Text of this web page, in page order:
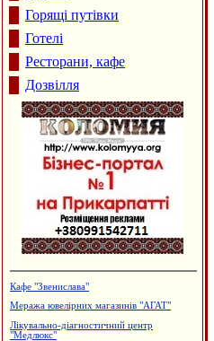
Горящі путівки
Готелі
Ресторани, кафе
Дозвілля
Кафе "Звенислава"
Меража ювелірних магазинів "АГАТ"
Лікувально-діагностичний центр
"Медлюкс"